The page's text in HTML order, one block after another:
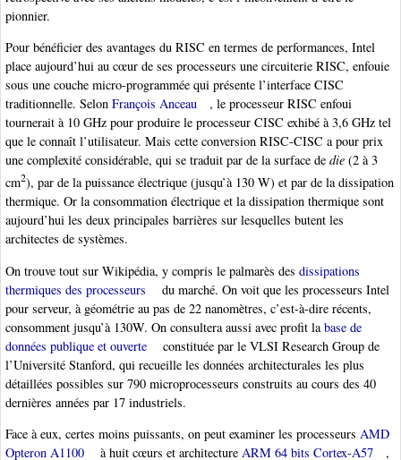
pionnier.
Pour bénéficier des avantages du RISC en termes de performances, Intel
place aujourd’hui au cœur de ses processeurs une circuiterie RISC, enfouie
sous une couche micro-programmée qui présente l’interface CISC
traditionnelle. Selon François Anceau
, le processeur RISC enfoui
tournerait à 10 GHz pour produire le processeur CISC exhibé à 3,6 GHz tel
que le connaît l’utilisateur. Mais cette conversion RISC-CISC a pour prix
une complexité considérable, qui se traduit par de la surface de die (2 à 3
cm2), par de la puissance électrique (jusqu’à 130 W) et par de la dissipation
thermique. Or la consommation électrique et la dissipation thermique sont
aujourd’hui les deux principales barrières sur lesquelles butent les
architectes de systèmes.
On trouve tout sur Wikipédia, y compris le palmarès des dissipations
thermiques des processeurs
du marché. On voit que les processeurs Intel
pour serveur, à géométrie au pas de 22 nanomètres, c’est-à-dire récents,
consomment jusqu’à 130W. On consultera aussi avec profit la base de
données publique et ouverte
constituée par le VLSI Research Group de
l’Université Stanford, qui recueille les données architecturales les plus
détaillées possibles sur 790 microprocesseurs construits au cours des 40
dernières années par 17 industriels.
Face à eux, certes moins puissants, on peut examiner les processeurs AMD
Opteron A1100
à huit cœurs et architecture ARM 64 bits Cortex-A57 ,